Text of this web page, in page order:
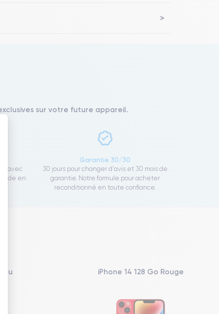
Personnalisez vos Options
sur votre future appareil.
avec
en
Garantie 30/30
30 jours pour changer d'avis et 30 mois de
garantie. Notre formule pour acheter
reconditionné en toute confiance.
iPhone 14 128 Go Rouge